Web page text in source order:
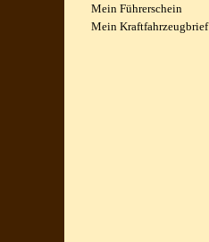
Mein Führerschein
Mein Kraftfahrzeugbrief